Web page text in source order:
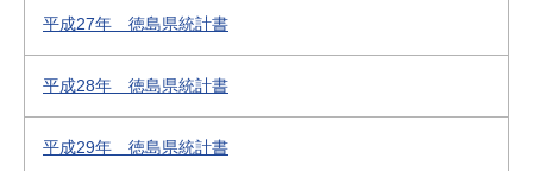
平成27年 徳島県統計書
平成28年 徳島県統計書
平成29年 徳島県統計書